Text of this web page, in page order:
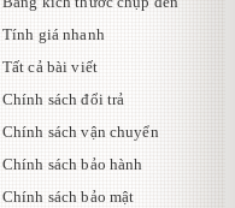
Tính giá nhanh
Tất cả bài viết
Chính sách đổi trả
Chính sách vận chuyển
Chính sách bảo hành
Chính sách bảo mật